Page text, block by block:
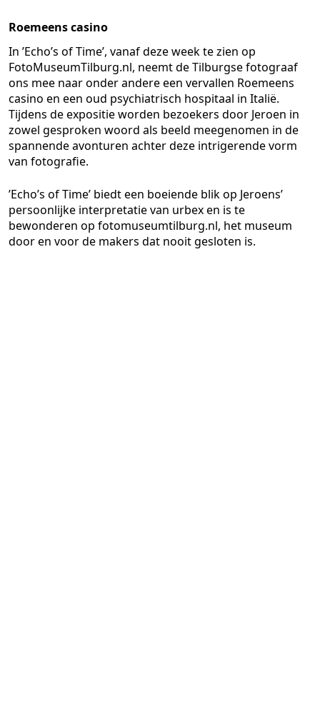
Roemeens casino
In ’Echo’s of Time’, vanaf deze week te zien op
FotoMuseumTilburg.nl, neemt de Tilburgse fotograaf
ons mee naar onder andere een vervallen Roemeens
casino en een oud psychiatrisch hospitaal in Italië.
Tijdens de expositie worden bezoekers door Jeroen in
zowel gesproken woord als beeld meegenomen in de
spannende avonturen achter deze intrigerende vorm
van fotografie.
’Echo’s of Time’ biedt een boeiende blik op Jeroens’
persoonlijke interpretatie van urbex en is te
bewonderen op fotomuseumtilburg.nl, het museum
door en voor de makers dat nooit gesloten is.